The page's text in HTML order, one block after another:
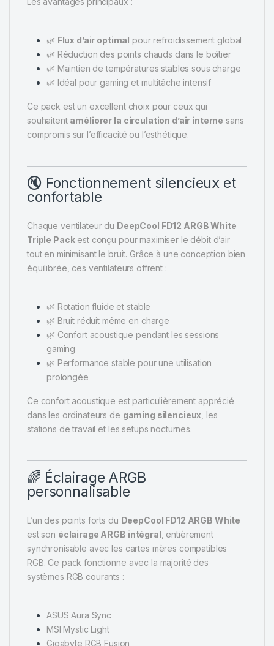
🌿 Flux d’air optimal pour refroidissement global
🌿 Réduction des points chauds dans le boîtier
🌿 Maintien de températures stables sous charge
🌿 Idéal pour gaming et multitâche intensif
Ce pack est un excellent choix pour ceux qui
souhaitent améliorer la circulation d’air interne sans
compromis sur l’efficacité ou l’esthétique.
🔇 Fonctionnement silencieux et
confortable
Chaque ventilateur du DeepCool FD12 ARGB White
Triple Packest conçu pour maximiser le débit d’air
tout en minimisant le bruit. Grâce à une conception bien
équilibrée, ces ventilateurs offrent :
🌿 Rotation fluide et stable
🌿 Bruit réduit même en charge
🌿 Confort acoustique pendant les sessions
gaming
🌿 Performance stable pour une utilisation
prolongée
Ce confort acoustique est particulièrement apprécié
dans les ordinateurs de gaming silencieux , les
stations de travail et les setups nocturnes.
🌈 Éclairage ARGB
personnalisable
L’un des points forts du DeepCool FD12 ARGB White
est son éclairage ARGB intégral , entièrement
synchronisable avec les cartes mères compatibles
RGB. Ce pack fonctionne avec la majorité des
systèmes RGB courants :
ASUS Aura Sync
MSI Mystic Light
Gigabyte RGB Fusion